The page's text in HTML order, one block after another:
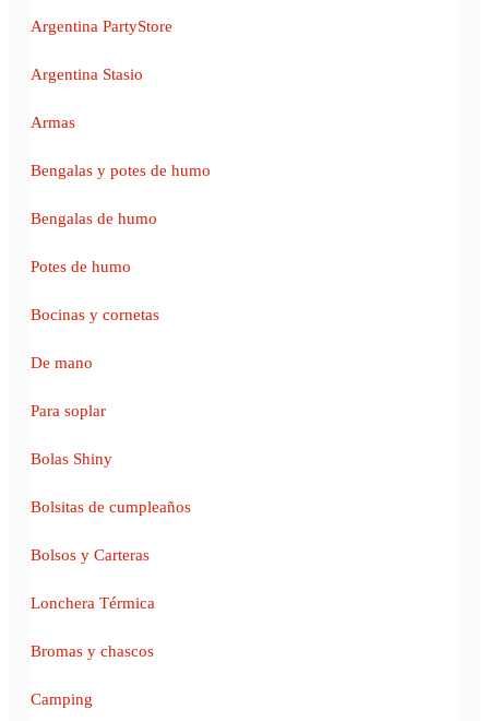
Argentina PartyStore
Argentina Stasio
Armas
Bengalas y potes de humo
Bengalas de humo
Potes de humo
Bocinas y cornetas
De mano
Para soplar
Bolas Shiny
Bolsitas de cumpleaños
Bolsos y Carteras
Lonchera Térmica
Bromas y chascos
Camping